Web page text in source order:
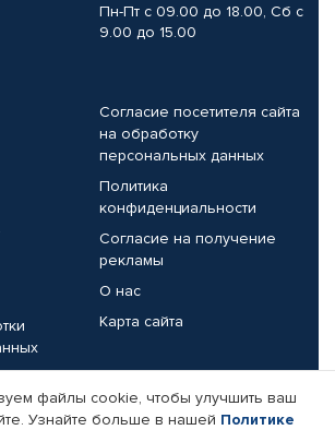
Пн-Пт с 09.00 до 18.00, Сб с
9.00 до 15.00
Согласие посетителя сайта
на обработку
персональных данных
Политика
конфиденциальности
Согласие на получение
рекламы
О нас
Карта сайта
файлы cookie, чтобы улучшить ваш
Узнайте больше в нашей Политике